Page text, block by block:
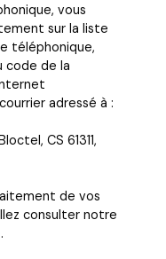
vous
sur la liste
téléphonique,
code de la
adressé à :
CS 61311,
de vos
consulter notre
.